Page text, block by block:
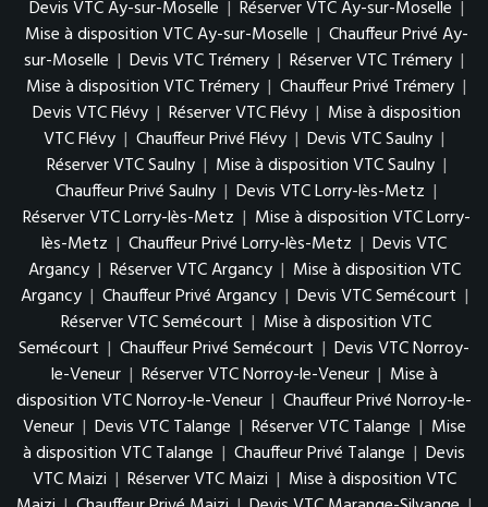
Devis VTC Ay-sur-Moselle | Réserver VTC Ay-sur-Moselle |
Mise à disposition VTC Ay-sur-Moselle | Chauffeur Privé Ay-
sur-Moselle | Devis VTC Trémery | Réserver VTC Trémery |
Mise à disposition VTC Trémery | Chauffeur Privé Trémery |
Devis VTC Flévy | Réserver VTC Flévy | Mise à disposition
VTC Flévy | Chauffeur Privé Flévy | Devis VTC Saulny |
Réserver VTC Saulny | Mise à disposition VTC Saulny |
Chauffeur Privé Saulny | Devis VTC Lorry-lès-Metz |
Réserver VTC Lorry-lès-Metz | Mise à disposition VTC Lorry-
lès-Metz | Chauffeur Privé Lorry-lès-Metz | Devis VTC
Argancy | Réserver VTC Argancy | Mise à disposition VTC
Argancy | Chauffeur Privé Argancy | Devis VTC Semécourt |
Réserver VTC Semécourt | Mise à disposition VTC
Semécourt | Chauffeur Privé Semécourt | Devis VTC Norroy-
le-Veneur | Réserver VTC Norroy-le-Veneur | Mise à
disposition VTC Norroy-le-Veneur | Chauffeur Privé Norroy-le-
Veneur | Devis VTC Talange | Réserver VTC Talange | Mise
à disposition VTC Talange | Chauffeur Privé Talange | Devis
VTC Maizi | Réserver VTC Maizi | Mise à disposition VTC